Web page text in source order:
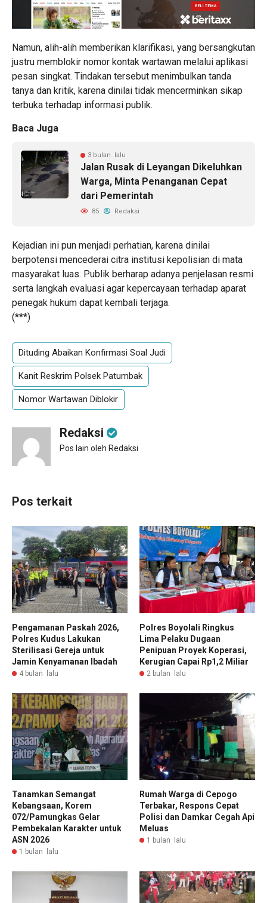
Namun, alih-alih memberikan klarifikasi, yang bersangkutan
justru memblokir nomor kontak wartawan melalui aplikasi
pesan singkat. Tindakan tersebut menimbulkan tanda
tanya dan kritik, karena dinilai tidak mencerminkan sikap
terbuka terhadap informasi publik.
Baca Juga
3 bulan lalu
Jalan Rusak di Leyangan Dikeluhkan
Warga, Minta Penanganan Cepat
dari Pemerintah
85 Redaksi
Kejadian ini pun menjadi perhatian, karena dinilai
berpotensi mencederai citra institusi kepolisian di mata
masyarakat luas. Publik berharap adanya penjelasan resmi
serta langkah evaluasi agar kepercayaan terhadap aparat
penegak hukum dapat kembali terjaga.
(***)
Dituding Abaikan Konfirmasi Soal Judi
Kanit Reskrim Polsek Patumbak
Nomor Wartawan Diblokir
Redaksi
Pos lain oleh Redaksi
Pos terkait
Pengamanan Paskah 2026,
Polres Kudus Lakukan
Sterilisasi Gereja untuk
Jamin Kenyamanan Ibadah
4 bulan lalu
Polres Boyolali Ringkus
Lima Pelaku Dugaan
Penipuan Proyek Koperasi,
Kerugian Capai Rp1,2 Miliar
2 bulan lalu
Tanamkan Semangat
Kebangsaan, Korem
072/Pamungkas Gelar
Pembekalan Karakter untuk
ASN 2026
1 bulan lalu
Rumah Warga di Cepogo
Terbakar, Respons Cepat
Polisi dan Damkar Cegah Api
Meluas
1 bulan lalu